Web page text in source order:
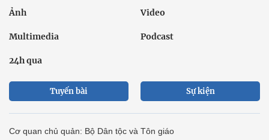
Ảnh Video
Multimedia Podcast
24h qua
Tuyến bài Sự kiện
Cơ quan chủ quản: Bộ Dân tộc và Tôn giáo